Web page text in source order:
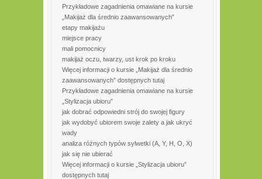
Przykładowe zagadnienia omawiane na kursie
„Makijaż dla średnio zaawansowanych”
etapy makijażu
miejsce pracy
mali pomocnicy
makijaż oczu, twarzy, ust krok po kroku
Więcej informacji o kursie „Makijaż dla średnio
zaawansowanych” dostępnych tutaj
Przykładowe zagadnienia omawiane na kursie
„Stylizacja ubioru”
jak dobrać odpowiedni strój do swojej figury
jak wydobyć ubiorem swoje zalety a jak ukryć
wady
analiza różnych typów sylwetki (A, Y, H, O, X)
jak się nie ubierać
Więcej informacji o kursie „Stylizacja ubioru”
dostępnych tutaj